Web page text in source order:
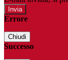
Errore
Chiudi
Successo